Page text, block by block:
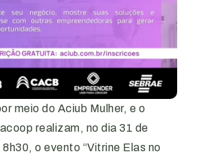
meio do Aciub Mulher, e o
realizam, no dia 31 de
o evento “Vitrine Elas no